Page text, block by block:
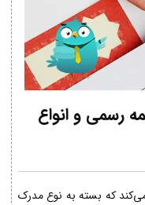
رسمی و انواع
می‌کند که بسته به نوع مدرک